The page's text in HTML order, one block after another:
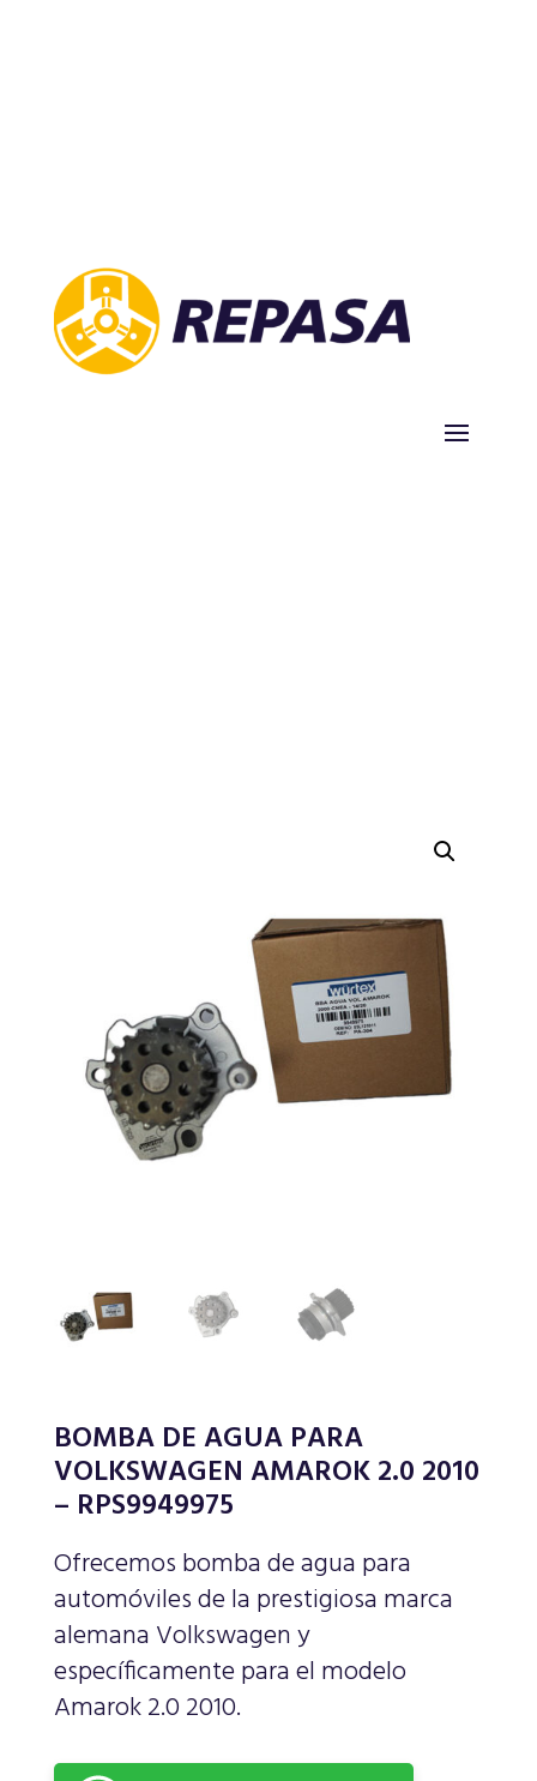
BOMBA DE AGUA PARA
VOLKSWAGEN AMAROK 2.0 2010
– RPS9949975
Ofrecemos bomba de agua para
automóviles de la prestigiosa marca
alemana Volkswagen y
específicamente para el modelo
Amarok 2.0 2010.